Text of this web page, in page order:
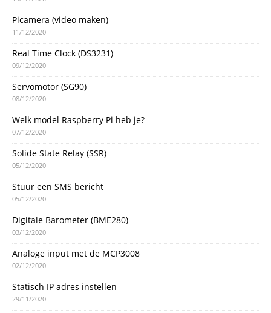
Picamera (video maken)
11/12/2020
Real Time Clock (DS3231)
09/12/2020
Servomotor (SG90)
08/12/2020
Welk model Raspberry Pi heb je?
07/12/2020
Solide State Relay (SSR)
05/12/2020
Stuur een SMS bericht
05/12/2020
Digitale Barometer (BME280)
03/12/2020
Analoge input met de MCP3008
02/12/2020
Statisch IP adres instellen
29/11/2020